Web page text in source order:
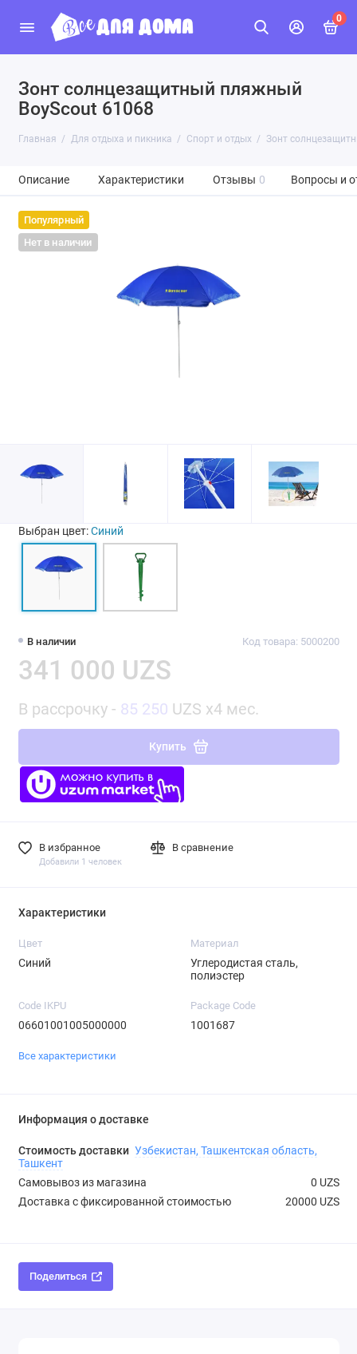
0
Зонт солнцезащитный пляжный
BoyScout 61068
Главная Для отдыха и пикника Спорт и отдых Зонт
Описание Характеристики Отзывы 0 Вопросы и
Популярный
Нет в наличии
В наличии Код товара: 5000200
341 000 UZS
В рассрочку - 85 250 UZS x4 мес.
Купить
В избранное
Добавили 1 человек
В сравнение
Выбран цвет:Синий
Характеристики
Цвет
Синий
Материал
Углеродистая сталь,
полиэстер
Code IKPU
06601001005000000
Package Code
1001687
Все характеристики
Информация о доставке
Стоимость доставки Узбекистан, Ташкентская область,
Ташкент
Самовывоз из магазина
0 UZS
Доставка с фиксированной стоимостью
20000 UZS
Поделиться